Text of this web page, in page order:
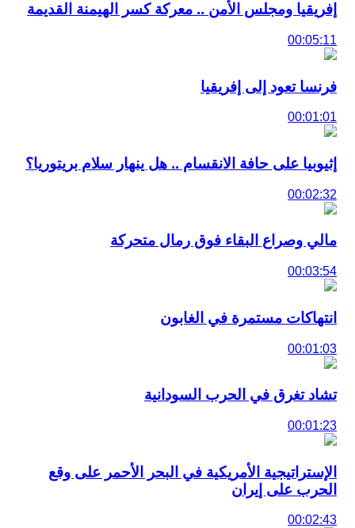
إفريقيا ومجلس الأمن .. معركة كسر الهيمنة القديمة
00:05:11
فرنسا تعود إلى إفريقيا
00:01:01
إثيوبيا على حافة الانقسام .. هل ينهار سلام بريتوريا؟
00:02:32
مالي وصراع البقاء فوق رمال متحركة
00:03:54
انتهاكات مستمرة في الغابون
00:01:03
تشاد تغرق في الحرب السودانية
00:01:23
الإستراتيجية الأمريكية في البحر الأحمر على وقع
الحرب على إيران
00:02:43